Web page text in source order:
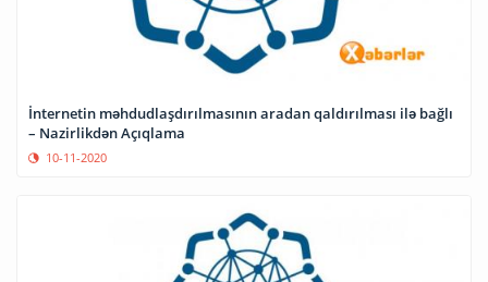
İnternetin məhdudlaşdırılmasının aradan qaldırılması ilə bağlı
– Nazirlikdən Açıqlama
10-11-2020